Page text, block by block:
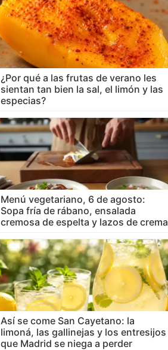
¿Por qué a las frutas de verano les
sientan tan bien la sal, el limón y las
especias?
Menú vegetariano, 6 de agosto:
Sopa fría de rábano, ensalada
cremosa de espelta y lazos de crema
Así se come San Cayetano: la
limoná, las gallinejas y los entresijos
que Madrid se niega a perder